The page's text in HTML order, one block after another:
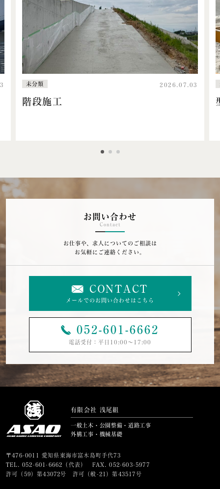
未分類
お問い合わせ
Contact
お仕事や、求人についてのご相談は
お気軽にご連絡ください。
CONTACT
メールでのお問い合わせはこちら
052-601-6662
電話受付：平日10:00〜17:00
有限会社 浅尾組
一般土木・公園整備・道路工事
外構工事・機械基礎
〒476-0011 愛知県東海市富木島町手代73
TEL. 052-601-6662
（代表） FAX. 052-603-5977
許可（59）第43072号 許可（般-21）第43517号